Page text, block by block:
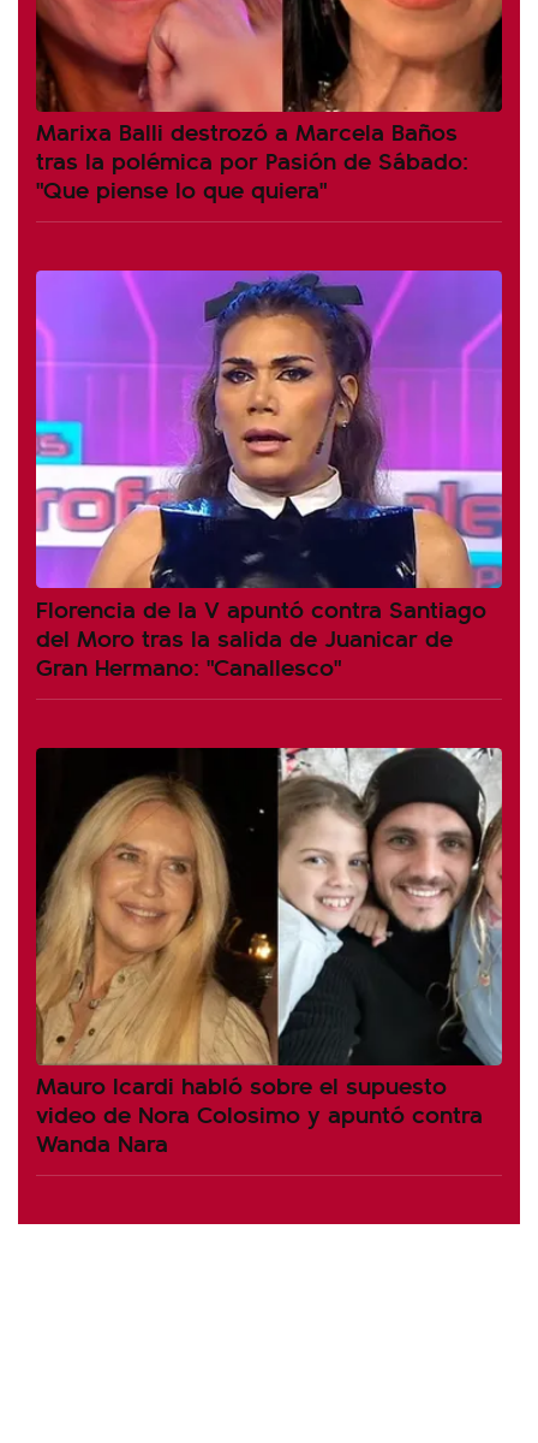
Marixa Balli destrozó a Marcela Baños
tras la polémica por Pasión de Sábado:
"Que piense lo que quiera"
Florencia de la V apuntó contra Santiago
del Moro tras la salida de Juanicar de
Gran Hermano: "Canallesco"
Mauro Icardi habló sobre el supuesto
video de Nora Colosimo y apuntó contra
Wanda Nara